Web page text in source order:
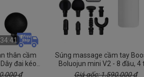
thân cầm
đai kéo
vai gáy dễ
đ
Súng massage cầm tay
Boluojun mini V2 - 8 đầu, 4
độ
Giá gốc: 1,590,000 đ